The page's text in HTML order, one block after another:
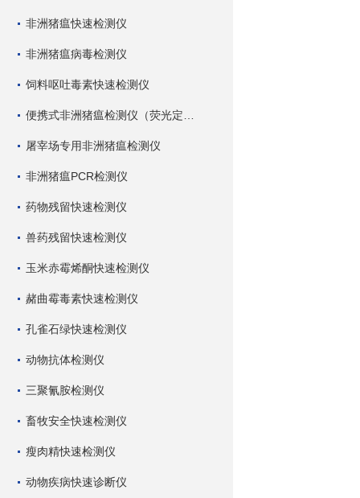
非洲猪瘟快速检测仪
非洲猪瘟病毒检测仪
饲料呕吐毒素快速检测仪
屠宰场专用非洲猪瘟检测仪
非洲猪瘟PCR检测仪
药物残留快速检测仪
兽药残留快速检测仪
玉米赤霉烯酮快速检测仪
赭曲霉毒素快速检测仪
孔雀石绿快速检测仪
动物抗体检测仪
三聚氰胺检测仪
畜牧安全快速检测仪
瘦肉精快速检测仪
动物疾病快速诊断仪